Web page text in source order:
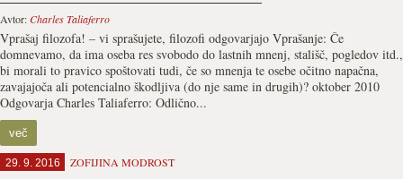
Avtor:Charles Taliaferro
Vprašaj filozofa! – vi sprašujete, filozofi odgovarjajo Vprašanje: Če
domnevamo, da ima oseba res svobodo do lastnih mnenj, stališč, pogledov itd.,
bi morali to pravico spoštovati tudi, če so mnenja te osebe očitno napačna,
zavajajoča ali potencialno škodljiva (do nje same in drugih)? oktober 2010
Odgovarja Charles Taliaferro: Odlično...
več
29. 9. 2016 ZOFIJINA MODROST